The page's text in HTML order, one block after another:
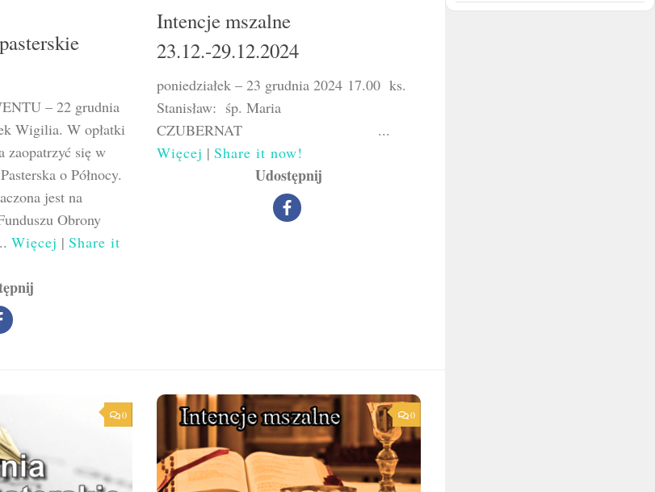
– 22 grudnia
Wigilia. W opłatki
zaopatrzyć się w
o Północy.
jest na
Obrony
Więcej | Share it
Intencje mszalne
23.12.-29.12.2024
poniedziałek – 23 grudnia 2024 17.00 ks.
Stanisław: śp. Maria
CZUBERNAT ...
Więcej | Share it now!
Udostępnij
0 0